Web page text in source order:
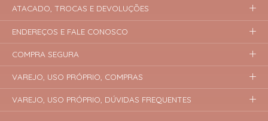
ATACADO, TROCAS E DEVOLUÇÕES
ENDEREÇOS E FALE CONOSCO
COMPRA SEGURA
VAREJO, USO PRÓPRIO, COMPRAS
VAREJO, USO PRÓPRIO, DÚVIDAS FREQUENTES